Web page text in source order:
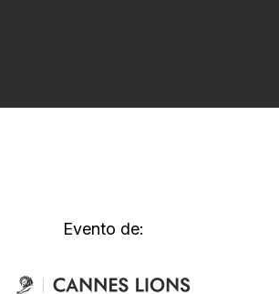
Evento de: